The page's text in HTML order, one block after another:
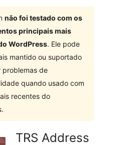
não foi testado com os
principais mais
WordPress. Ele pode
mantido ou suportado
problemas de
quando usado com
recentes do
TRS Address